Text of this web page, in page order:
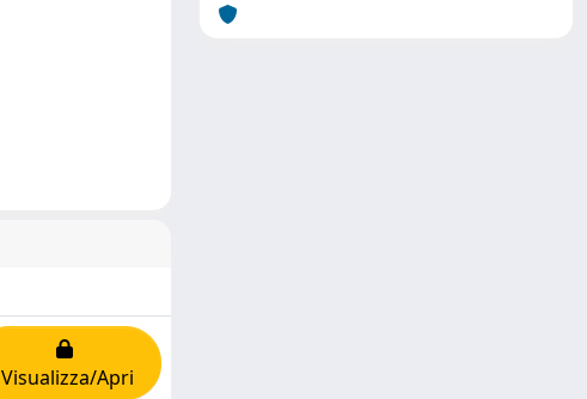
Visualizza/Apri